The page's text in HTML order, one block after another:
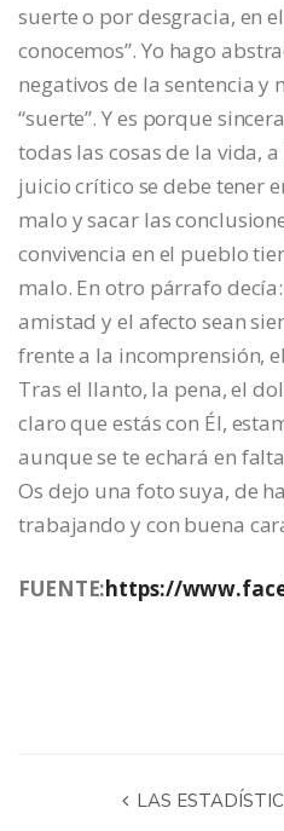
suerte o por desgracia, en
conocemos”. Yo hago
negativos de la sentencia y
“suerte”. Y es porque
todas las cosas de la vida,
juicio crítico se debe tener
malo y sacar las
convivencia en el pueblo
malo. En otro párrafo
amistad y el afecto sean
frente a la incomprensión,
Tras el llanto, la pena, el
claro que estás con Él,
aunque se te echará en
Os dejo una foto suya, de
trabajando y con buena
FUENTE:https://
LAS